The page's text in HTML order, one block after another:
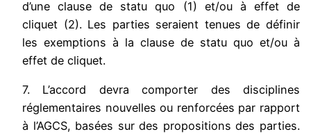
d’une clause de statu quo (1) et/ou à effet de
cliquet (2). Les parties seraient tenues de définir
les exemptions à la clause de statu quo et/ou à
effet de cliquet.
7. L’accord devra comporter des disciplines
réglementaires nouvelles ou renforcées par rapport
à l’AGCS, basées sur des propositions des parties.